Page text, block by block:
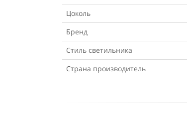
Цоколь
Бренд
Стиль светильника
Страна производитель